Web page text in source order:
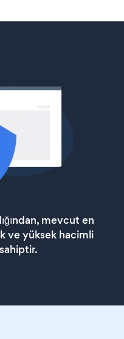
mevcut en
ve yüksek hacimli